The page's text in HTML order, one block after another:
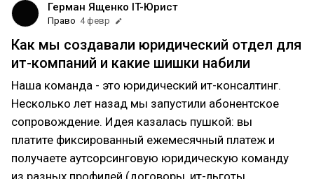
Герман Ященко IT-Юрист
Право 4 февр
Как мы создавали юридический отдел для
ит-компаний и какие шишки набили
Наша команда - это юридический ит-консалтинг.
Несколько лет назад мы запустили абонентское
сопровождение. Идея казалась пушкой: вы
платите фиксированный ежемесячный платеж и
получаете аутсорсинговую юридическую команду
из разных профилей (договоры, ит-льготы,